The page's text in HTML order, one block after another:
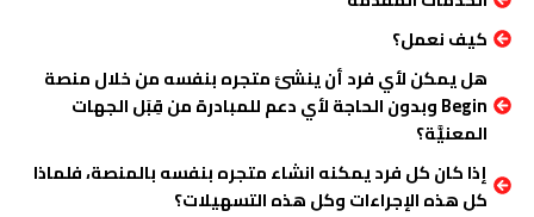
كيف نعمل؟
هل يمكن لأي فرد أن ينشئ متجره بنفسه من خلال منصة
Begin وبدون الحاجة لأي دعم للمبادرة من قِبَل الجهات
المعنيَّة؟
إذا كان كل فرد يمكنه انشاء متجره بنفسه بالمنصة، فلماذا
كل هذه الإجراءات وكل هذه التسهيلات؟